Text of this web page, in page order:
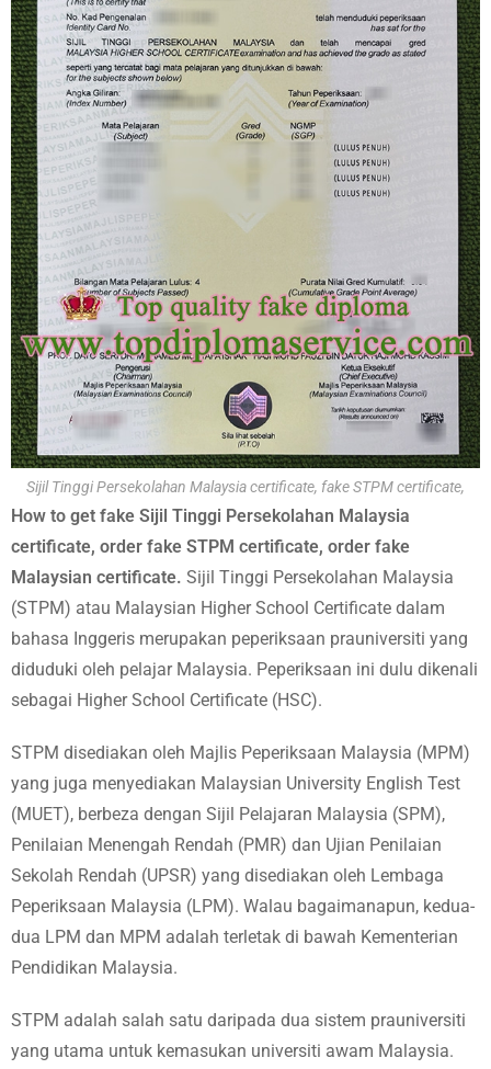
Sijil Tinggi Persekolahan Malaysia certificate, fake STPM certificate,
How to get fake Sijil Tinggi Persekolahan Malaysia
certificate, order fake STPM certificate, order fake
Malaysian certificate. Sijil Tinggi Persekolahan Malaysia
(STPM) atau Malaysian Higher School Certificate dalam
bahasa Inggeris merupakan peperiksaan prauniversiti yang
diduduki oleh pelajar Malaysia. Peperiksaan ini dulu dikenali
sebagai Higher School Certificate (HSC).
STPM disediakan oleh Majlis Peperiksaan Malaysia (MPM)
yang juga menyediakan Malaysian University English Test
(MUET), berbeza dengan Sijil Pelajaran Malaysia (SPM),
Penilaian Menengah Rendah (PMR) dan Ujian Penilaian
Sekolah Rendah (UPSR) yang disediakan oleh Lembaga
Peperiksaan Malaysia (LPM). Walau bagaimanapun, kedua-
dua LPM dan MPM adalah terletak di bawah Kementerian
Pendidikan Malaysia.
STPM adalah salah satu daripada dua sistem prauniversiti
yang utama untuk kemasukan universiti awam Malaysia.